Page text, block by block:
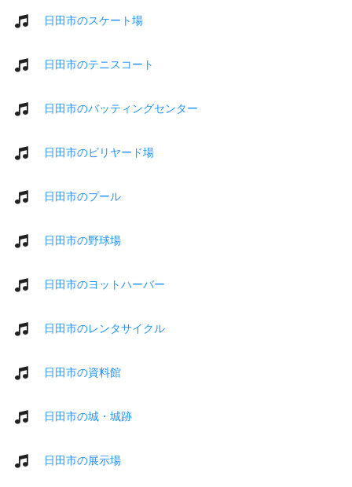
日田市のスケート場
日田市のテニスコート
日田市のバッティングセンター
日田市のビリヤード場
日田市のプール
日田市の野球場
日田市のヨットハーバー
日田市のレンタサイクル
日田市の資料館
日田市の城・城跡
日田市の展示場